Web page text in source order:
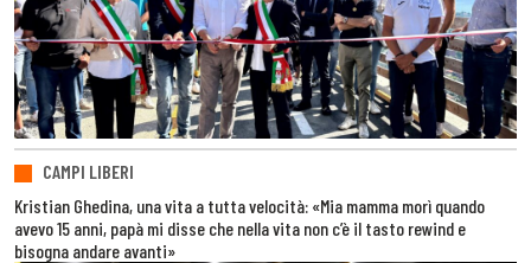
CAMPI LIBERI
Kristian Ghedina, una vita a tutta velocità: «Mia mamma morì quando
avevo 15 anni, papà mi disse che nella vita non c’è il tasto rewind e
bisogna andare avanti»